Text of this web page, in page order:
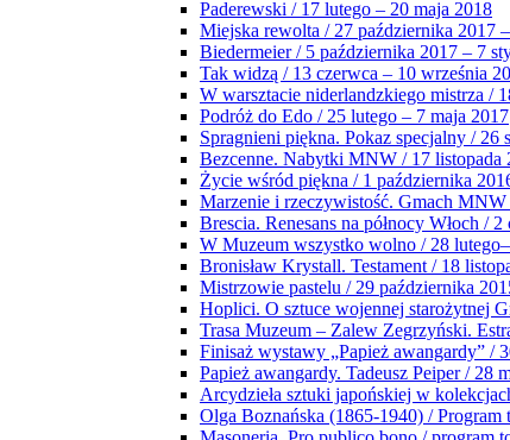
Paderewski / 17 lutego – 20 maja 2018
Miejska rewolta / 27 października 2017
Biedermeier / 5 października 2017 – 7
Tak widzą / 13 czerwca – 10 września
W warsztacie niderlandzkiego mistrza /
Podróż do Edo / 25 lutego – 7 maja 2017
Spragnieni piękna. Pokaz specjalny / 26
Bezcenne. Nabytki MNW / 17 listopada
Życie wśród piękna / 1 października
Marzenie i rzeczywistość. Gmach
Brescia. Renesans na północy Włoch /
W Muzeum wszystko wolno / 28
Bronisław Krystall. Testament / 18
Mistrzowie pastelu / 29 października
Hoplici. O sztuce wojennej starożytnej
Trasa Muzeum – Zalew Zegrzyński.
Finisaż wystawy „Papież awangardy” /
Papież awangardy. Tadeusz Peiper / 28
Arcydzieła sztuki japońskiej w
Olga Boznańska (1865-1940) /